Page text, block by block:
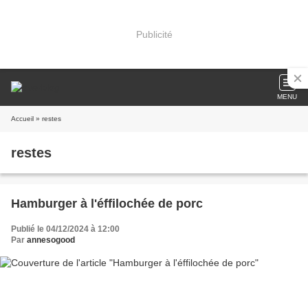
Publicité
MENU
Accueil » restes
restes
Hamburger à l'éffilochée de porc
Publié le 04/12/2024 à 12:00
Par annesogood